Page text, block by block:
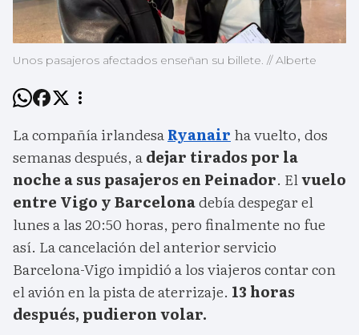
Unos pasajeros afectados enseñan su billete. // Alberte
La compañía irlandesaRyanair ha vuelto, dos
semanas después, adejar tirados por la
noche a sus pasajeros en Peinador. Elvuelo
entre Vigo y Barcelonadebía despegar el
lunes a las 20:50 horas, pero finalmente no fue
así. La cancelación del anterior servicio
Barcelona-Vigo impidió a los viajeros contar con
el avión en la pista de aterrizaje. 13 horas
después, pudieron volar.